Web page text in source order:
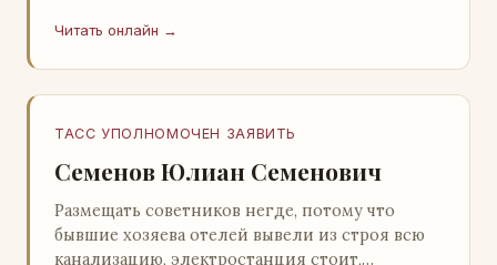
Натанович. – Что ж, …
Читать онлайн →
ТАСС УПОЛНОМОЧЕН ЗАЯВИТЬ
Семенов Юлиан Семенович
Размещать советников негде, потому что
бывшие хозяева отелей вывели из строя всю
канализацию, электростанция стоит,